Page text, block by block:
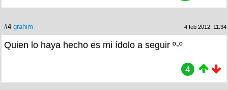
#4 grahim 4 feb 2012, 11:34
Quien lo haya hecho es mi ídolo a seguir º-º
4